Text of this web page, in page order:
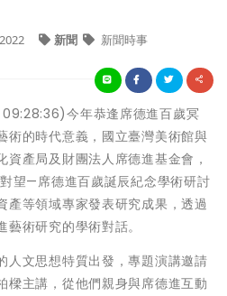
新聞 新聞時事
今年恭逢席德進百歲冥
術的時代意義，國立臺灣美術館與
產局及財團法人席德進基金會，
對望—席德進百歲誕辰紀念學術研討
產等領域專家發表研究成果，透過
術研究的學術對話。
人文思想特質出發，專題演講邀請
樑主講，從他們親身與席德進互動